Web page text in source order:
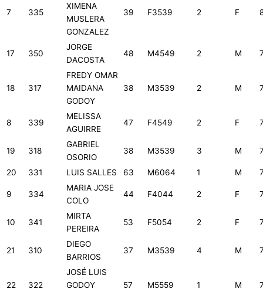
7 335
XIMENA
MUSLERA
GONZALEZ
39 F3539 2 F
17 350
JORGE
DACOSTA
48 M4549 2 M
18 317
FREDY OMAR
MAIDANA
GODOY
38 M3539 2 M
8 339
MELISSA
AGUIRRE
47 F4549 2 F
19 318
GABRIEL
OSORIO
38 M3539 3 M
20 331 LUIS SALLES 63 M6064 1 M
9 334
MARIA JOSE
COLO
44 F4044 2 F
10 341
MIRTA
PEREIRA
53 F5054 2 F
21 310
DIEGO
BARRIOS
37 M3539 4 M
22 322
JOSÉ LUIS
GODOY
57 M5559 1 M